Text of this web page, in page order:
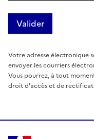
Votre adresse électronique
envoyer les courriers
Vous pourrez, à tout
droit d'accès et de